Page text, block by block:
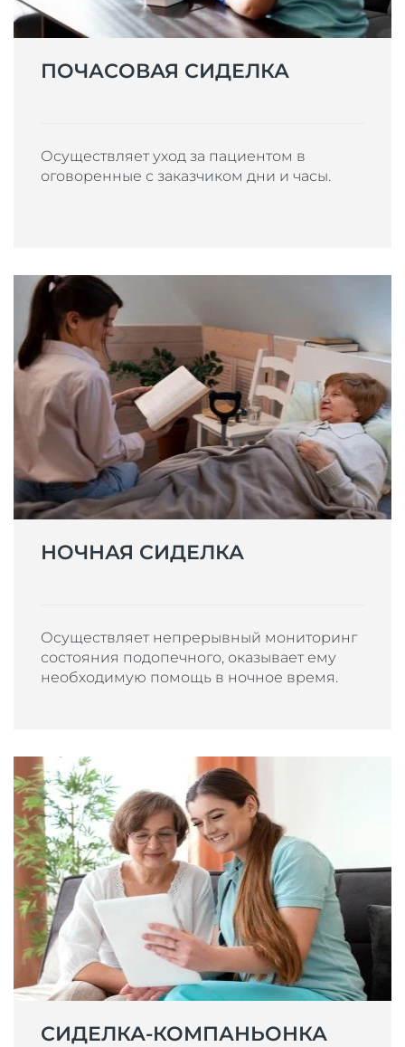
ПОЧАСОВАЯ СИДЕЛКА
Осуществляет уход за пациентом в
оговоренные с заказчиком дни и часы.
НОЧНАЯ СИДЕЛКА
Осуществляет непрерывный мониторинг
состояния подопечного, оказывает ему
необходимую помощь в ночное время.
СИДЕЛКА-КОМПАНЬОНКА